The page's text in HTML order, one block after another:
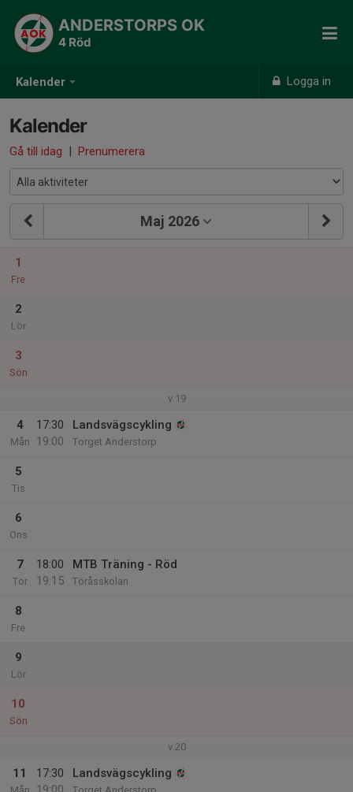
Kalender Logga in
ANDERSTORPS OK
4 Röd
Kalender
Gå till idag | Prenumerera
Maj 2026
1
Fre
2
Lör
3
Sön
v.19
4
Mån
17:30
19:00
Landsvägscykling
Torget Anderstorp
5
Tis
6
Ons
7
Tor
18:00
19:15
MTB Träning - Röd
Töråsskolan
8
Fre
9
Lör
10
Sön
v.20
11
17:30
Landsvägscykling